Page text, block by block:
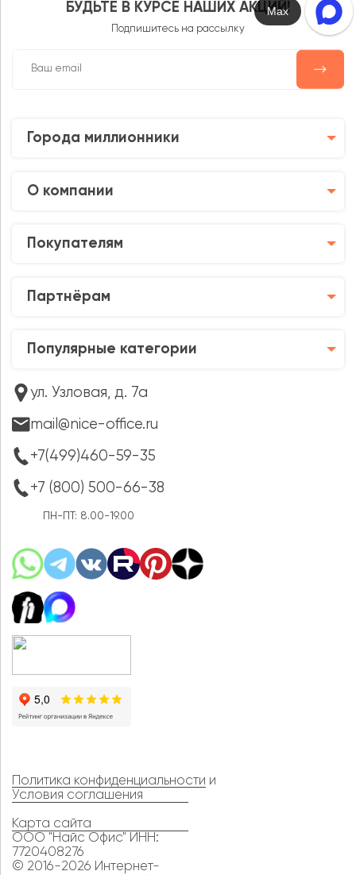
БУДЬТЕ В КУРСЕ НАШИХ АКЦИЙ!
Подпишитесь на рассылку
Города миллионники
О компании
Покупателям
Партнёрам
Популярные категории
ул. Узловая, д. 7а
mail@nice-office.ru
+7(499)460-59-35
+7 (800) 500-66-38
ПН-ПТ: 8.00-19.00
Политика конфиденциальности и
Условия соглашения
Карта сайта
ООО "Найс Офис" ИНН:
7720408276
© 2016-2026 Интернет-
Max